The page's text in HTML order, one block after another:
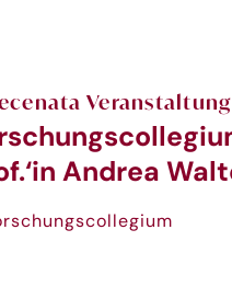
Veranstaltung
Andrea